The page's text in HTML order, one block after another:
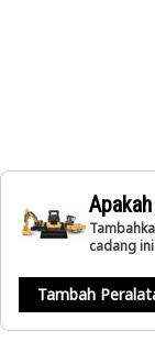
cadang
Tambah